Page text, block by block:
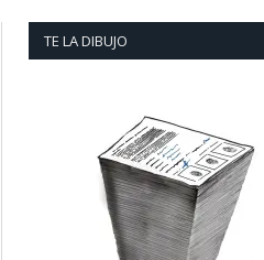
TE LA DIBUJO